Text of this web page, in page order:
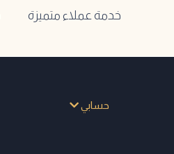
خدمة عملاء متميزة
حسابي